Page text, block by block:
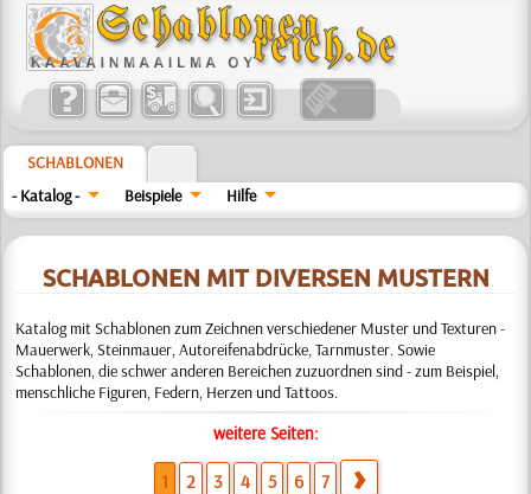
SCHABLONEN
- Katalog -
Beispiele Hilfe
SCHABLONEN MIT DIVERSEN MUSTERN
Katalog mit Schablonen zum Zeichnen verschiedener Muster und Texturen -
Mauerwerk, Steinmauer, Autoreifenabdrücke, Tarnmuster. Sowie
Schablonen, die schwer anderen Bereichen zuzuordnen sind - zum Beispiel,
menschliche Figuren, Federn, Herzen und Tattoos.
weitere Seiten:
1 2 3 4 5 6 7